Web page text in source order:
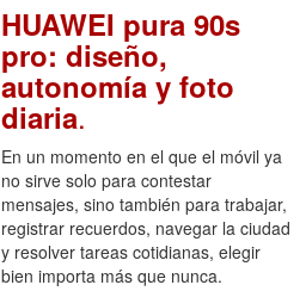
HUAWEI pura 90s
pro: diseño,
autonomía y foto
diaria.
En un momento en el que el móvil ya
no sirve solo para contestar
mensajes, sino también para trabajar,
registrar recuerdos, navegar la ciudad
y resolver tareas cotidianas, elegir
bien importa más que nunca.